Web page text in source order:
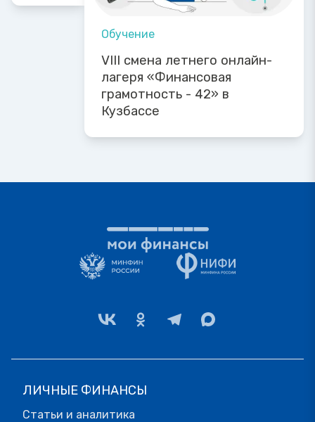
Обучение
VIII смена летнего онлайн-
лагеря «Финансовая
грамотность - 42» в
Кузбассе
ЛИЧНЫЕ ФИНАНСЫ
Статьи и аналитика